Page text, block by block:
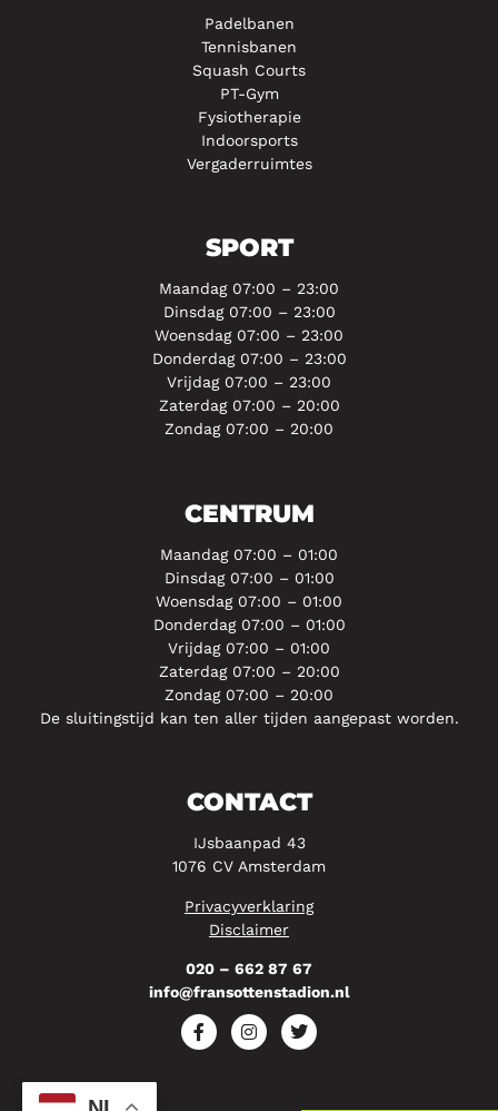
Padelbanen
Tennisbanen
Squash Courts
PT-Gym
Fysiotherapie
Indoorsports
Vergaderruimtes
SPORT
Maandag 07:00 – 23:00
Dinsdag 07:00 – 23:00
Woensdag 07:00 – 23:00
Donderdag 07:00 – 23:00
Vrijdag 07:00 – 23:00
Zaterdag 07:00 – 20:00
Zondag 07:00 – 20:00
CENTRUM
Maandag 07:00 – 01:00
Dinsdag 07:00 – 01:00
Woensdag 07:00 – 01:00
Donderdag 07:00 – 01:00
Vrijdag 07:00 – 01:00
Zaterdag 07:00 – 20:00
Zondag 07:00 – 20:00
De sluitingstijd kan ten aller tijden aangepast worden.
CONTACT
IJsbaanpad 43
1076 CV Amsterdam
Privacyverklaring
Disclaimer
020 – 662 87 67
info@fransottenstadion.nl